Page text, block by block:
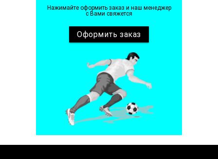
Нажимайте оформить заказ и наш менеджер
с Вами свяжется
Оформить заказ